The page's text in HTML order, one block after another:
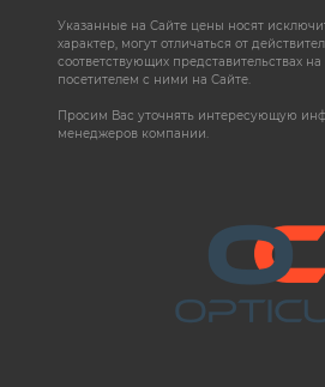
Указанные на Сайте цены носят
характер, могут отличаться от
соответствующих представительствах
посетителем с ними на Сайте.
Просим Вас уточнять интересующую
менеджеров компании.